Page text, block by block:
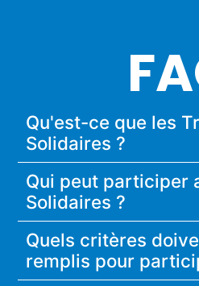
Qu'est-ce que les
Solidaires ?
Qui peut participer
Solidaires ?
Quels critères
remplis pour